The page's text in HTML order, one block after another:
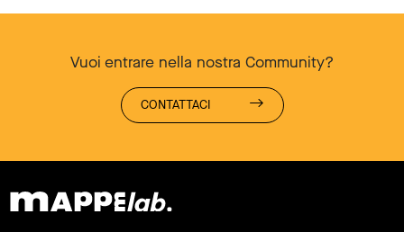
Vuoi entrare nella nostra Community?
CONTATTACI